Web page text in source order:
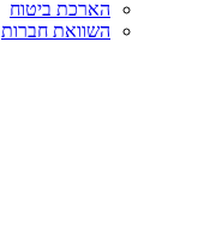
הארכת ביטוח
השוואת חברות